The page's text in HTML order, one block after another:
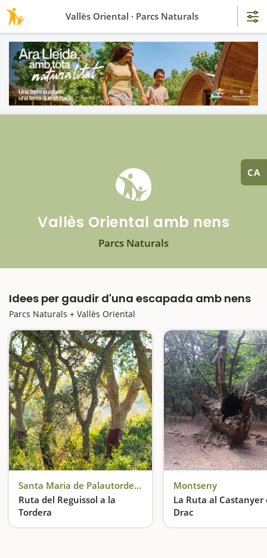
CA
Vallès Oriental amb nens
Parcs Naturals
Idees per gaudir d'una escapada amb nens
Parcs Naturals + Vallès Oriental
Santa Maria de Palautordera
Ruta del Reguissol a la
Tordera
Una excursió envoltada de rius
Montseny
La Ruta al Castanyer
Drac
Un arbre de llegenda
Vallès Oriental · Parcs Naturals